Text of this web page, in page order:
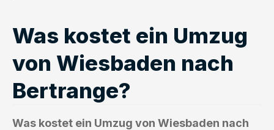
Was kostet ein Umzug
von Wiesbaden nach
Bertrange?
Was kostet ein Umzug von Wiesbaden nach